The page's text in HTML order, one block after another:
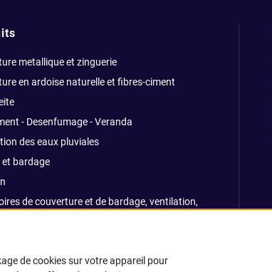
de cookies sur votre appareil pour
metallique et zinguerie
en ardoise naturelle et fibres-ciment
- Desenfumage - Veranda
des eaux pluviales
et bardage
de couverture et de bardage, ventilation,
et sécurité